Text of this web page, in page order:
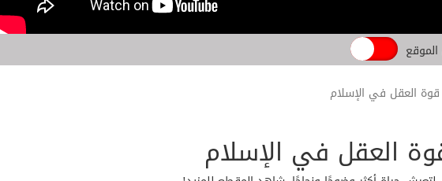
العقل في الإسلام
العقل في الإسلام